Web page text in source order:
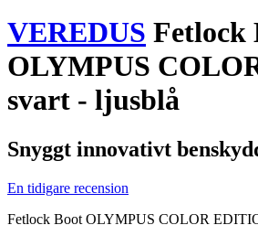
VEREDUS Fetlock
OLYMPUS
svart - ljusblå
Snyggt innovativt
En tidigare recension
Fetlock Boot OLYMPUS COLOR